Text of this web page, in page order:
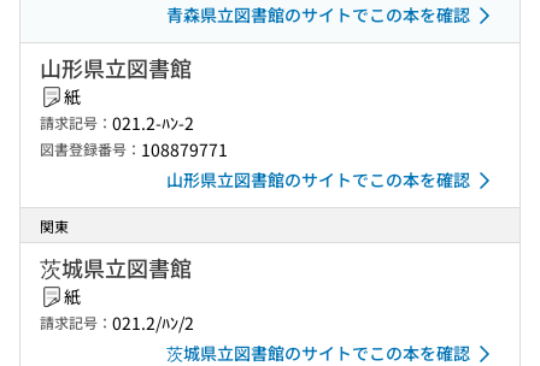
青森県立図書館のサイトでこの本を確認
山形県立図書館
紙
請求記号： 021.2-ﾊﾝ-2
図書登録番号： 108879771
山形県立図書館のサイトでこの本を確認
関東
茨城県立図書館
紙
請求記号： 021.2/ﾊﾝ/2
茨城県立図書館のサイトでこの本を確認